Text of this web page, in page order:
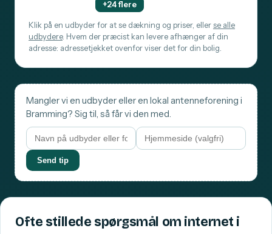
+24 flere
Klik på en udbyder for at se dækning og priser, eller se alle
udbydere. Hvem der præcist kan levere afhænger af din
adresse: adressetjekket ovenfor viser det for din bolig.
Mangler vi en udbyder eller en lokal antenneforening i
Bramming? Sig til, så får vi den med.
Send tip
Ofte stillede spørgsmål om internet i